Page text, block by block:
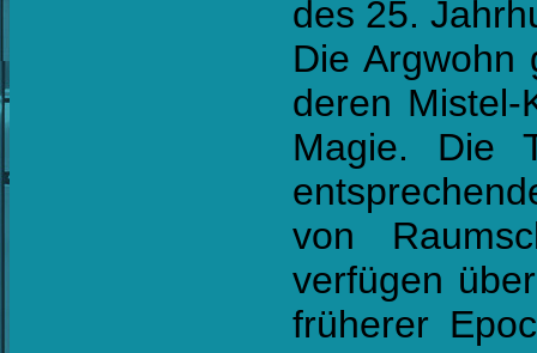
des 25.
Die Argwohn
deren
Magie. Die
von
verfügen
früherer